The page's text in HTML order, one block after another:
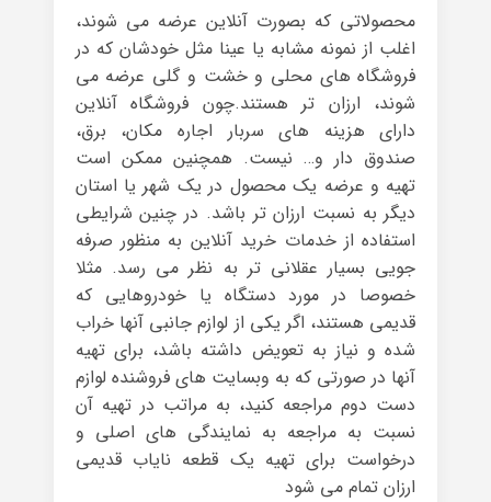
محصولاتی که بصورت آنلاین عرضه می شوند،
اغلب از نمونه مشابه یا عینا مثل خودشان که در
فروشگاه های محلی و خشت و گلی عرضه می
شوند، ارزان تر هستند.چون فروشگاه آنلاین
دارای هزینه های سربار اجاره مکان، برق،
صندوق دار و… نیست. همچنین ممکن است
تهیه و عرضه یک محصول در یک شهر یا استان
دیگر به نسبت ارزان تر باشد. در چنین شرایطی
استفاده از خدمات خرید آنلاین به منظور صرفه
جویی بسیار عقلانی تر به نظر می رسد. مثلا
خصوصا در مورد دستگاه یا خودروهایی که
قدیمی هستند، اگر یکی از لوازم جانبی آنها خراب
شده و نیاز به تعویض داشته باشد، برای تهیه
آنها در صورتی که به وبسایت های فروشنده لوازم
دست دوم مراجعه کنید، به مراتب در تهیه آن
نسبت به مراجعه به نمایندگی های اصلی و
درخواست برای تهیه یک قطعه نایاب قدیمی
ارزان تمام می شود